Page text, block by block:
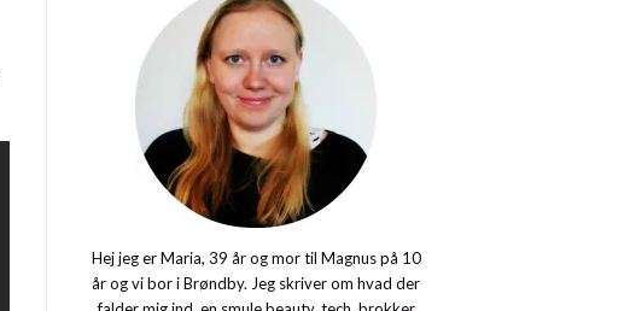
Hej jeg er Maria, 39 år og mor til Magnus på 10
år og vi bor i Brøndby. Jeg skriver om hvad der